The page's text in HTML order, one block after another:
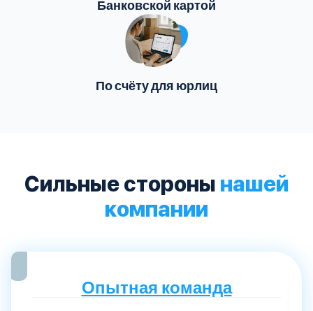
Банковской картой
По счёту для юрлиц
Сильные стороны нашей
компании
Опытная команда